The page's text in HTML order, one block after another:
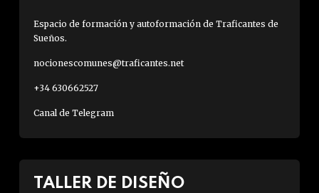
Espacio de formación y autoformación de Traficantes de
Sueños.
nocionescomunes@traficantes.net
+34 630662527
Canal de Telegram
TALLER DE DISEÑO